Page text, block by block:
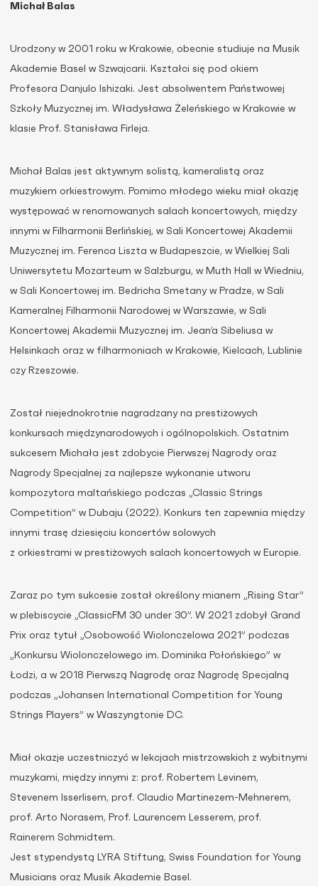
Michał Balas
Urodzony w 2001 roku w Krakowie, obecnie studiuje na Musik
Akademie Basel w Szwajcarii. Kształci się pod okiem
Profesora Danjulo Ishizaki. Jest absolwentem Państwowej
Szkoły Muzycznej im. Władysława Żeleńskiego w Krakowie w
klasie Prof. Stanisława Firleja.
Michał Balas jest aktywnym solistą, kameralistą oraz
muzykiem orkiestrowym. Pomimo młodego wieku miał okazję
występować w renomowanych salach koncertowych, między
innymi w Filharmonii Berlińskiej, w Sali Koncertowej Akademii
Muzycznej im. Ferenca Liszta w Budapeszcie, w Wielkiej Sali
Uniwersytetu Mozarteum w Salzburgu, w Muth Hall w Wiedniu,
w Sali Koncertowej im. Bedricha Smetany w Pradze, w Sali
Kameralnej Filharmonii Narodowej w Warszawie, w Sali
Koncertowej Akademii Muzycznej im. Jean’a Sibeliusa w
Helsinkach oraz w filharmoniach w Krakowie, Kielcach, Lublinie
czy Rzeszowie.
Został niejednokrotnie nagradzany na prestiżowych
konkursach międzynarodowych i ogólnopolskich. Ostatnim
sukcesem Michała jest zdobycie Pierwszej Nagrody oraz
Nagrody Specjalnej za najlepsze wykonanie utworu
kompozytora maltańskiego podczas „Classic Strings
Competition” w Dubaju (2022). Konkurs ten zapewnia między
innymi trasę dziesięciu koncertów solowych
z orkiestrami w prestiżowych salach koncertowych w Europie.
Zaraz po tym sukcesie został określony mianem „Rising Star”
w plebiscycie „ClassicFM 30 under 30”. W 2021 zdobył Grand
Prix oraz tytuł „Osobowość Wiolonczelowa 2021” podczas
„Konkursu Wiolonczelowego im. Dominika Połońskiego” w
Łodzi, a w 2018 Pierwszą Nagrodę oraz Nagrodę Specjalną
podczas „Johansen International Competition for Young
Strings Players” w Waszyngtonie DC.
Miał okazje uczestniczyć w lekcjach mistrzowskich z wybitnymi
muzykami, między innymi z: prof. Robertem Levinem,
Stevenem Isserlisem, prof. Claudio Martinezem-Mehnerem,
prof. Arto Norasem, Prof. Laurencem Lesserem, prof.
Rainerem Schmidtem.
Jest stypendystą LYRA Stiftung, Swiss Foundation for Young
Musicians oraz Musik Akademie Basel.